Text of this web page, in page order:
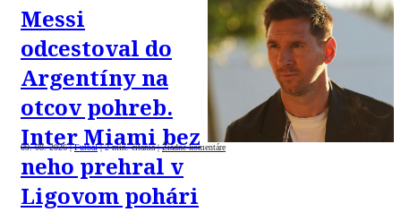
Messi
odcestoval do
Argentíny na
otcov pohreb.
Inter Miami bez
neho prehral v
Ligovom pohári
09. 08. 2026| Futbal |2 min. čítania| Žiadne komentáre